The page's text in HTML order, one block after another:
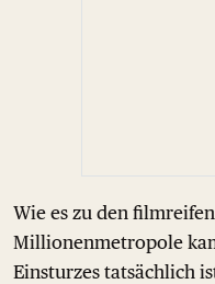
Wie es zu den
Millionenmetropole
Einsturzes tatsächlich